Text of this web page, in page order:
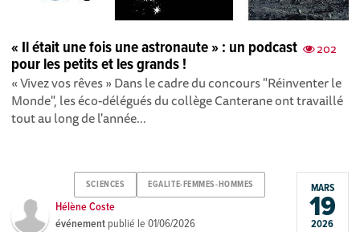
202
« Il était une fois une astronaute » : un podcast
pour les petits et les grands !
« Vivez vos rêves » Dans le cadre du concours "Réinventer le
Monde", les éco-délégués du collège Canterane ont travaillé
tout au long de l'année...
SCIENCES EGALITE-FEMMES-HOMMES
Hélène Coste
événement publié le01/06/2026
MARS
19
2026